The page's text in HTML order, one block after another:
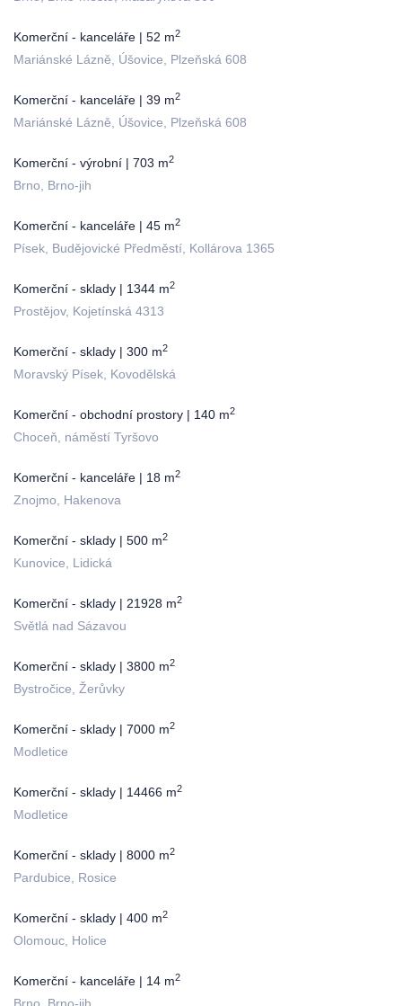
Komerční - kanceláře | 52 m2
Mariánské Lázně, Úšovice, Plzeňská 608
Komerční - kanceláře | 39 m2
Mariánské Lázně, Úšovice, Plzeňská 608
Komerční - výrobní | 703 m2
Brno, Brno-jih
Komerční - kanceláře | 45 m2
Písek, Budějovické Předměstí, Kollárova 1365
Komerční - sklady | 1344 m2
Prostějov, Kojetínská 4313
Komerční - sklady | 300 m2
Moravský Písek, Kovodělská
Komerční - obchodní prostory | 140 m2
Choceň, náměstí Tyršovo
Komerční - kanceláře | 18 m2
Znojmo, Hakenova
Komerční - sklady | 500 m2
Kunovice, Lidická
Komerční - sklady | 21928 m2
Světlá nad Sázavou
Komerční - sklady | 3800 m2
Bystročice, Žerůvky
Komerční - sklady | 7000 m2
Modletice
Komerční - sklady | 14466 m2
Modletice
Komerční - sklady | 8000 m2
Pardubice, Rosice
Komerční - sklady | 400 m2
Olomouc, Holice
Komerční - kanceláře | 14 m2